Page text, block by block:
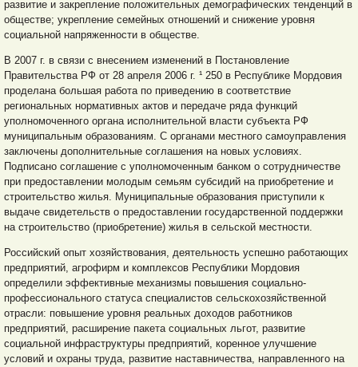
развитие и закрепление положительных демографических тенденций в
обществе; укрепление семейных отношений и снижение уровня
социальной напряженности в обществе.
В 2007 г. в связи с внесением изменений в Постановление
Правительства РФ от 28 апреля 2006 г. ¹ 250 в Республике Мордовия
проделана большая работа по приведению в соответствие
региональных нормативных актов и передаче ряда функций
уполномоченного органа исполнительной власти субъекта РФ
муниципальным образованиям. С органами местного самоуправления
заключены дополнительные соглашения на новых условиях.
Подписано соглашение с уполномоченным банком о сотрудничестве
при предоставлении молодым семьям субсидий на приобретение и
строительство жилья. Муниципальные образования приступили к
выдаче свидетельств о предоставлении государственной поддержки
на строительство (приобретение) жилья в сельской местности.
Российский опыт хозяйствования, деятельность успешно работающих
предприятий, агрофирм и комплексов Республики Мордовия
определили эффективные механизмы повышения социально-
профессионального статуса специалистов сельскохозяйственной
отрасли: повышение уровня реальных доходов работников
предприятий, расширение пакета социальных льгот, развитие
социальной инфраструктуры предприятий, коренное улучшение
условий и охраны труда, развитие наставничества, направленного на